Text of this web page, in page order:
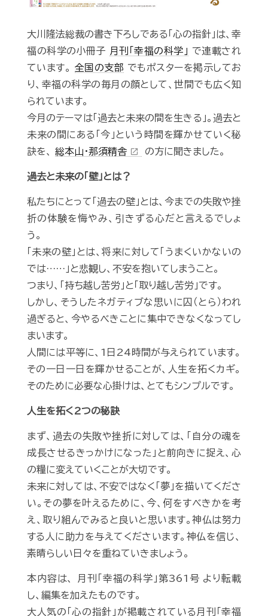
大川隆法総裁の書き下ろしである「心の指針」は、幸
福の科学の小冊子 月刊「幸福の科学」 で連載され
ています。 全国の支部 でもポスターを掲示してお
り、幸福の科学の毎月の顔として、世間でも広く知
られています。
今月のテーマは「過去と未来の間を生きる」。過去と
未来の間にある「今」という時間を輝かせていく秘
訣を、 総本山・那須精舎 open_in_new の方に聞きました。
過去と未来の「壁」とは？
私たちにとって「過去の壁」とは、今までの失敗や挫
折の体験を悔やみ、引きずる心だと言えるでしょ
う。
「未来の壁」とは、将来に対して「うまくいかないの
では……」と悲観し、不安を抱いてしまうこと。
つまり、「持ち越し苦労」と「取り越し苦労」です。
しかし、そうしたネガティブな思いに囚（とら）われ
過ぎると、今やるべきことに集中できなくなってし
まいます。
人間には平等に、1日24時間が与えられています。
その一日一日を輝かせることが、人生を拓くカギ。
そのために必要な心掛けは、とてもシンプルです。
人生を拓く2つの秘訣
まず、過去の失敗や挫折に対しては、「自分の魂を
成長させるきっかけになった」と前向きに捉え、心
の糧に変えていくことが大切です。
未来に対しては、不安ではなく「夢」を描いてくださ
い。その夢を叶えるために、今、何をすべきかを考
え、取り組んでみると良いと思います。神仏は努力
する人に助力を与えてくださいます。神仏を信じ、
素晴らしい日々を重ねていきましょう。
本内容は、 月刊「幸福の科学」第361号 より転載
し、編集を加えたものです。
大人気の「心の指針」が掲載されている月刊「幸福